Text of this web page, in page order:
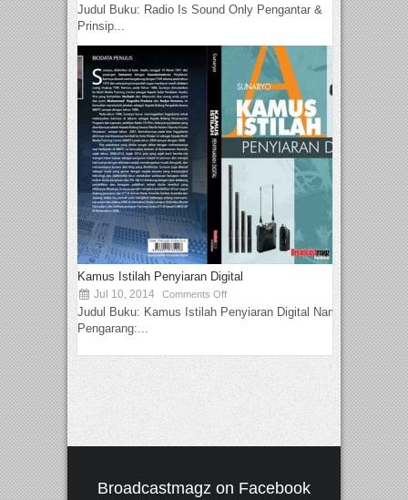
Judul Buku: Radio Is Sound Only Pengantar &
Prinsip...
Kamus Istilah Penyiaran Digital
Jul 10, 2014 Comments Off
Judul Buku: Kamus Istilah Penyiaran Digital Nama
Pengarang:...
Broadcastmagz on Facebook